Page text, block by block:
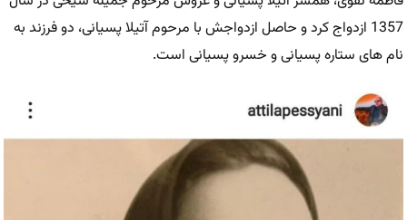
1357 ازدواج کرد و حاصل ازدواجش با مرحوم آتیلا پسیانی، دو فرزند به
نام های ستاره پسیانی و خسرو پسیانی است.